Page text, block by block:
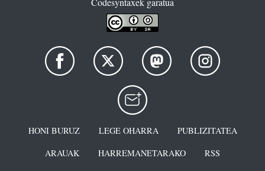
HONI BURUZ LEGE OHARRA
PUBLIZITATEA
ARAUAK
HARREMANETARAKO RSS